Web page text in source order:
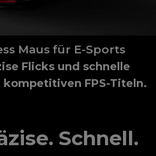
Maus für E-Sports
Flicks und schnelle
FPS-Titeln.
Schnell.